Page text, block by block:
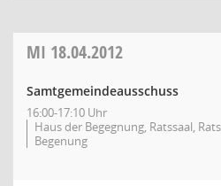
MI 18.04.2012
Samtgemeindeausschuss
16:00-17:10 Uhr
Haus der Begegnung, Ratssaal,
Begenung